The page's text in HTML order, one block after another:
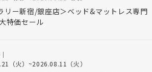
リー新宿/銀座店＞ベッド&マットレス専門
特価セール
（火） ~2026.08.11（火）